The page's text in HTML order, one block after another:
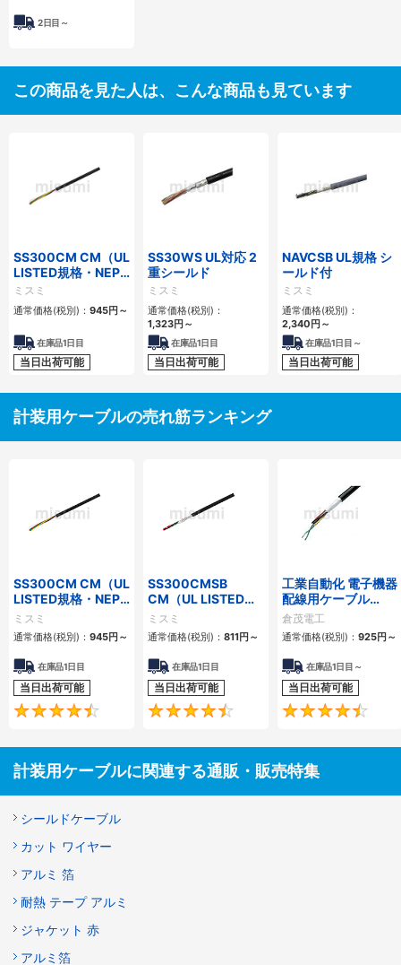
2日目～
この商品を見た人は、こんな商品も見ています
SS300CM CM（UL
LISTED規格・NEPA
対応） 細径
ミスミ
通常価格(税別)： 945円～
在庫品1日目
当日出荷可能
SS30WS UL対応 2
重シールド
ミスミ
通常価格(税別)：
1,323円～
在庫品1日目
当日出荷可能
NAVCSB UL規格 シ
ールド付
ミスミ
通常価格(税別)：
2,340円～
在庫品1日目～
当日出荷可能
計装用ケーブルの売れ筋ランキング
SS300CM CM（UL
LISTED規格・NEPA
対応） 細径
ミスミ
通常価格(税別)： 945円～
在庫品1日目
当日出荷可能
4.5
SS300CMSB
CM（UL LISTED規
格・NEPA対応） 細
径 シールド付
ミスミ
通常価格(税別)： 811円～
在庫品1日目
当日出荷可能
4.6
工業自動化 電子機器
配線用ケーブル
KVC-36シリーズ
倉茂電工
通常価格(税別)： 925円～
在庫品1日目～
当日出荷可能
計装用ケーブルに関連する通販・販売特集
シールドケーブル
カット ワイヤー
アルミ 箔
耐熱 テープ アルミ
ジャケット 赤
アルミ箔